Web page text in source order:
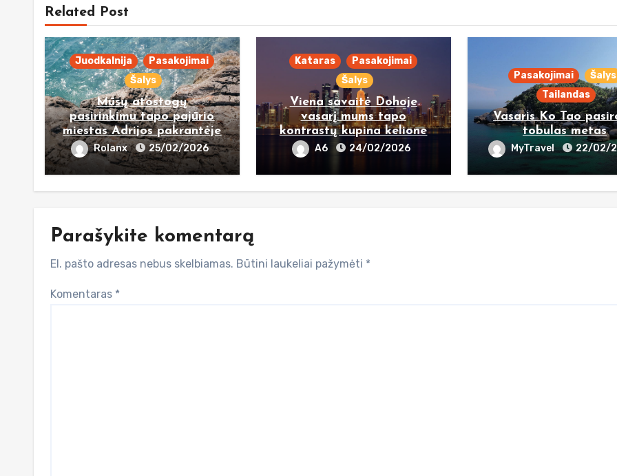
Related Post
Juodkalnija
Pasakojimai
Šalys
Mūsų atostogų
pasirinkimu tapo pajūrio
miestas Adrijos pakrantėje
Rolanx 25/02/2026
Kataras
Pasakojimai
Šalys
Viena savaitė Dohoje
vasarį mums tapo
kontrastų kupina kelione
A6 24/02/2026
Pasakojimai
Šalys
Tailandas
Vasaris Ko Tao
tobulas metas
MyTravel 22/02/
Parašykite komentarą
El. pašto adresas nebus skelbiamas. Būtini laukeliai pažymėti *
Komentaras *